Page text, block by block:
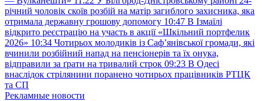
річний чоловік скоїв розбій на матір загиблого захисника, яка
отримала державну грошову допомогу 10:47 В Ізмаїлі
відкрито реєстрацію на участь в акції «Шкільний портфелик
2026» 10:34 Чотирьох молодиків із Саф’янівської громади, які
вчинили розбійний напад на пенсіонерів та їх онука,
відправили за ґрати на тривалий строк 09:23 В Одесі
внаслідок стрілянини поранено чотирьох працівників РТЦК
та СП
Рекламные новости